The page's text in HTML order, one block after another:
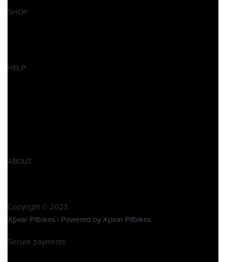
SHOP
HELP
ABOUT
Copyright © 2023
Xpear Pitbikes | Powered by Xpear Pitbikes
Secure payments